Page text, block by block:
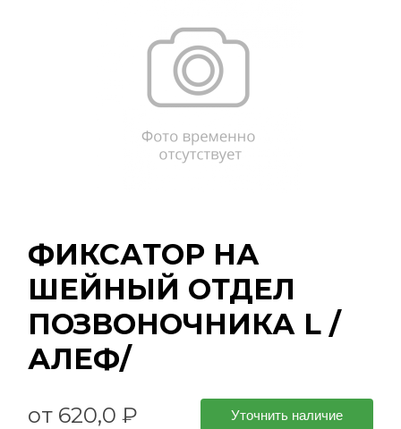
ФИКСАТОР НА
ШЕЙНЫЙ ОТДЕЛ
ПОЗВОНОЧНИКА L /
АЛЕФ/
от 620,0 ₽ Уточнить наличие